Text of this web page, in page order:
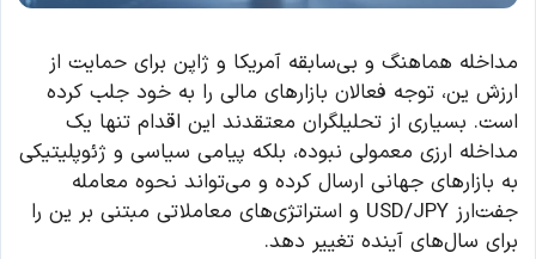
مداخله هماهنگ و بی‌سابقه آمریکا و ژاپن برای حمایت از
ارزش ین، توجه فعالان بازارهای مالی را به خود جلب کرده
است. بسیاری از تحلیلگران معتقدند این اقدام تنها یک
مداخله ارزی معمولی نبوده، بلکه پیامی سیاسی و ژئوپلیتیکی
به بازارهای جهانی ارسال کرده و می‌تواند نحوه معامله
جفت‌ارز USD/JPY و استراتژی‌های معاملاتی مبتنی بر ین را
برای سال‌های آینده تغییر دهد.